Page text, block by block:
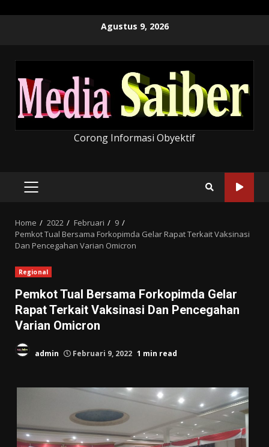
Agustus 9, 2026
Corong Informasi Obyektif
PRIMARY
Home 2022 Februari
9
Pemkot Tual Bersama Forkopimda Gelar Rapat Terkait Vaksinasi
Dan Pencegahan Varian Omicron
Regional
Pemkot Tual Bersama Forkopimda Gelar
Rapat Terkait Vaksinasi Dan Pencegahan
Varian Omicron
admin Februari 9, 2022 1 min read